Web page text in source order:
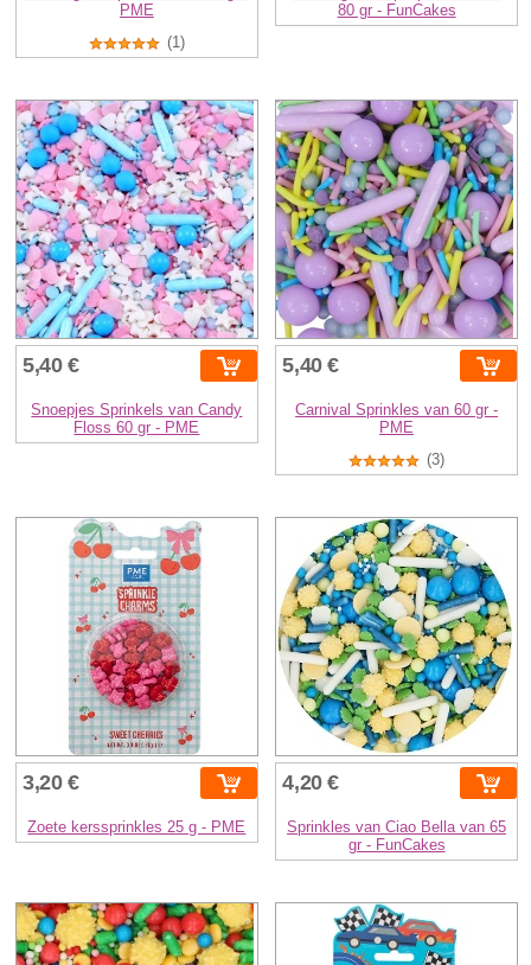
PME
(1)
80 gr - FunCakes
5,40 €
Snoepjes Sprinkels van Candy
Floss 60 gr - PME
5,40 €
Carnival Sprinkles van 60 gr -
PME
(3)
3,20 €
Zoete kerssprinkles 25 g - PME
4,20 €
Sprinkles van Ciao Bella van 65
gr - FunCakes